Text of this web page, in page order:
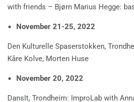
with friends – Bjørn Marius Hegge:
November 21-25, 2022
Den Kulturelle Spaserstokken,
Kåre Kolve, Morten Huse
November 20, 2022
DansIt, Trondheim: ImproLab with